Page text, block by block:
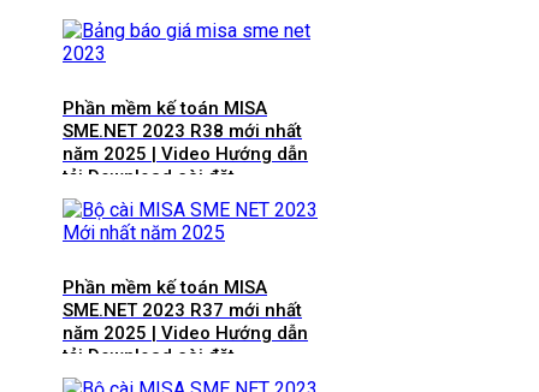
Phần mềm kế toán MISA
SME.NET 2023 R38 mới nhất
năm 2025 | Video Hướng dẫn
tải Download cài đặt
Phần mềm kế toán MISA
SME.NET 2023 R37 mới nhất
năm 2025 | Video Hướng dẫn
tải Download cài đặt